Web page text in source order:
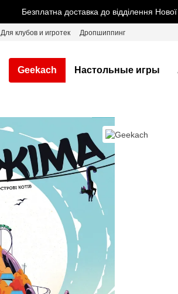
Безплатна доставка до відділення
Для клубов и игротек Дропшиппинг
Geekach Настольные игры